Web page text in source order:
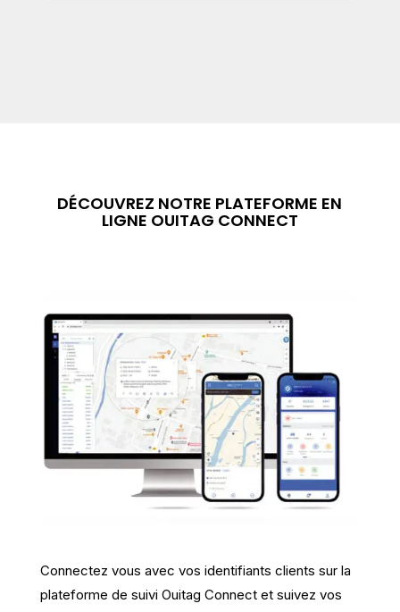
DÉCOUVREZ NOTRE PLATEFORME EN
LIGNE OUITAG CONNECT
Connectez vous avec vos identifiants clients sur la
plateforme de suivi Ouitag Connect et suivez vos